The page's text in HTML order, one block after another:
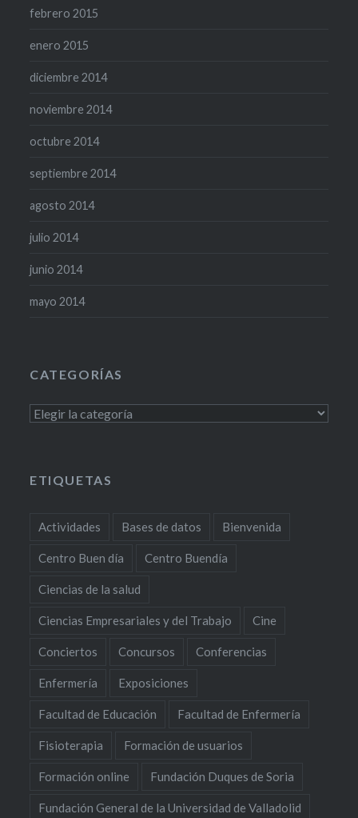
febrero 2015
enero 2015
diciembre 2014
noviembre 2014
octubre 2014
septiembre 2014
agosto 2014
julio 2014
junio 2014
mayo 2014
CATEGORÍAS
Categorías
ETIQUETAS
Actividades Bases de datos Bienvenida
Centro Buen día Centro Buendía
Ciencias de la salud
Ciencias Empresariales y del Trabajo Cine
Conciertos Concursos Conferencias
Enfermería Exposiciones
Facultad de Educación Facultad de Enfermería
Fisioterapia Formación de usuarios
Formación online Fundación Duques de Soria
Fundación General de la Universidad de Valladolid